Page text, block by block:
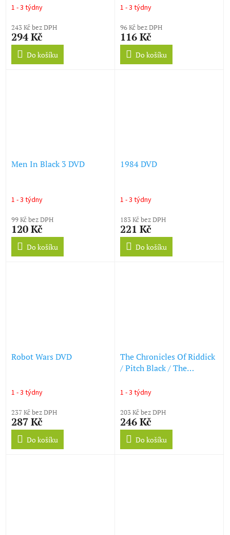
1 - 3 týdny
243 Kč bez DPH
294 Kč
Do košíku
1 - 3 týdny
96 Kč bez DPH
116 Kč
Do košíku
Men In Black 3 DVD
1 - 3 týdny
99 Kč bez DPH
120 Kč
Do košíku
1984 DVD
1 - 3 týdny
183 Kč bez DPH
221 Kč
Do košíku
Robot Wars DVD
1 - 3 týdny
237 Kč bez DPH
287 Kč
Do košíku
The Chronicles Of Riddick
/ Pitch Black / The
Dark Fury DVD
1 - 3 týdny
203 Kč bez DPH
246 Kč
Do košíku